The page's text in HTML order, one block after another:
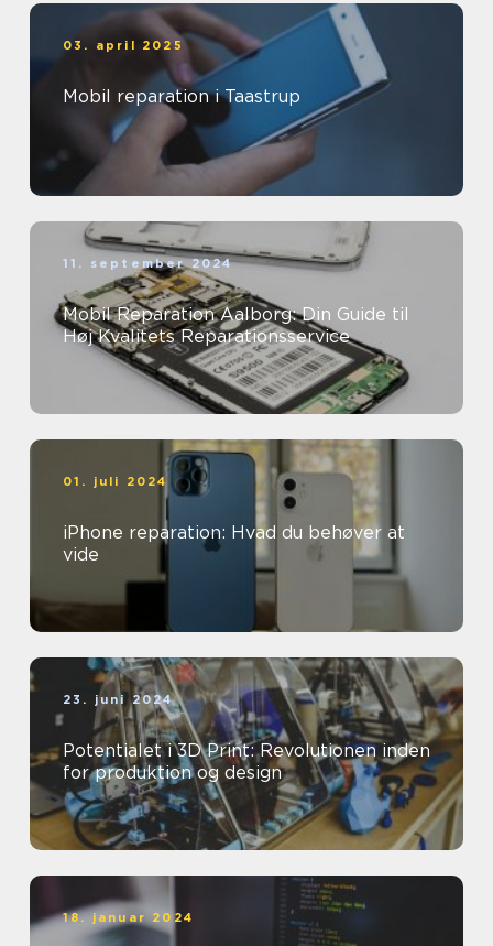
03. april 2025
Mobil reparation i Taastrup
11. september 2024
Mobil Reparation Aalborg: Din Guide til
Høj Kvalitets Reparationsservice
01. juli 2024
iPhone reparation: Hvad du behøver at
vide
23. juni 2024
Potentialet i 3D Print: Revolutionen inden
for produktion og design
18. januar 2024